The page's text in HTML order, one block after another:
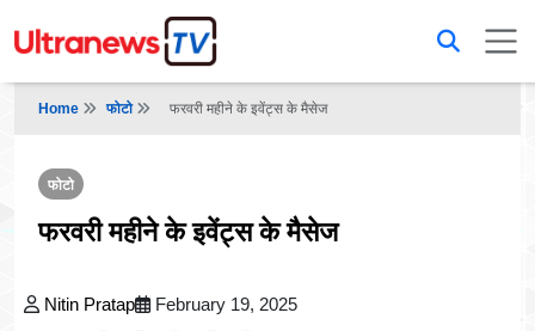
Home फोटो फरवरी महीने के इवेंट्स के मैसेज
फोटो
फरवरी महीने के इवेंट्स के मैसेज
Nitin Pratap February 19, 2025